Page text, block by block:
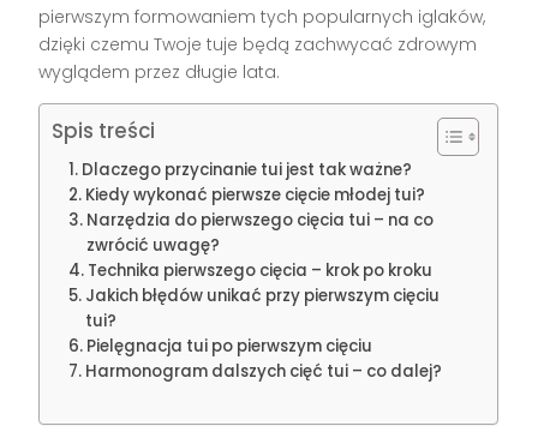
pierwszym formowaniem tych popularnych iglaków,
dzięki czemu Twoje tuje będą zachwycać zdrowym
wyglądem przez długie lata.
Spis treści
Dlaczego przycinanie tui jest tak ważne?
Kiedy wykonać pierwsze cięcie młodej tui?
Narzędzia do pierwszego cięcia tui – na co
zwrócić uwagę?
Technika pierwszego cięcia – krok po kroku
Jakich błędów unikać przy pierwszym cięciu
tui?
Pielęgnacja tui po pierwszym cięciu
Harmonogram dalszych cięć tui – co dalej?